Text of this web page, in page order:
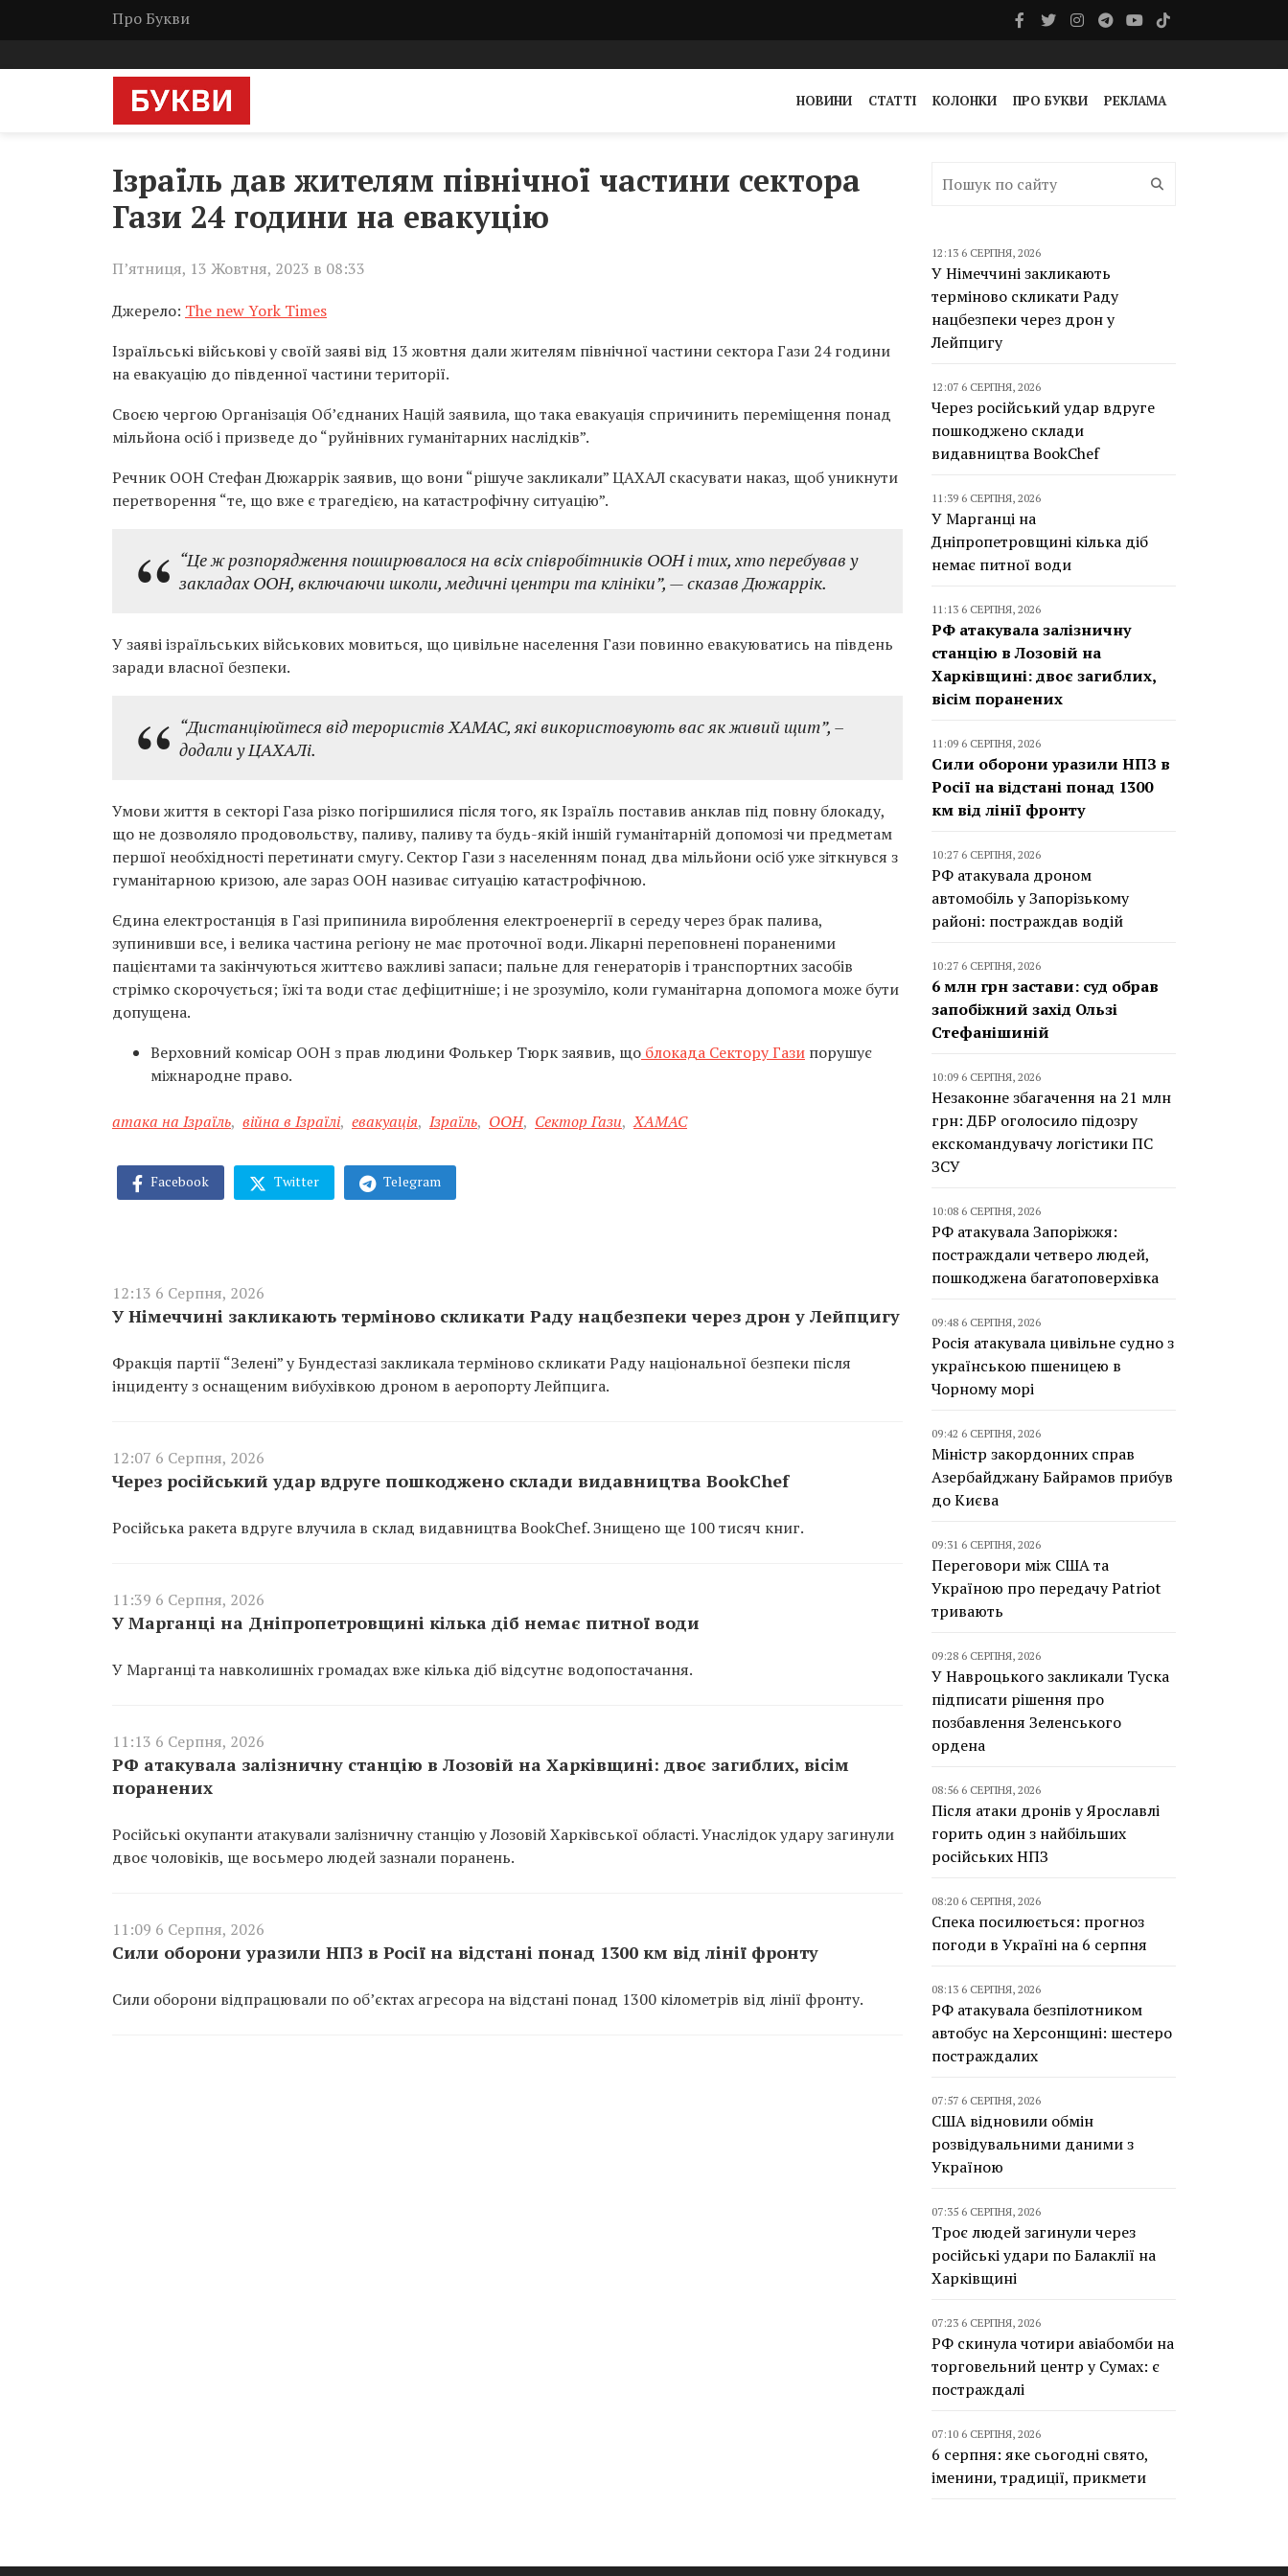
Про Букви
НОВИНИ СТАТТІ КОЛОНКИ ПРО БУКВИ РЕКЛАМА
Ізраїль дав жителям північної частини сектора
Гази 24 години на евакуцію
П’ятниця, 13 Жовтня, 2023 в 08:33
Джерело: The new York Times
Ізраїльські військові у своїй заяві від 13 жовтня дали жителям північної частини сектора Гази 24 години
на евакуацію до південної частини території.
Своєю чергою Організація Об’єднаних Націй заявила, що така евакуація спричинить переміщення понад
мільйона осіб і призведе до “руйнівних гуманітарних наслідків”.
Речник ООН Стефан Дюжаррік заявив, що вони “рішуче закликали” ЦАХАЛ скасувати наказ, щоб уникнути
перетворення “те, що вже є трагедією, на катастрофічну ситуацію”.
“Це ж розпорядження поширювалося на всіх співробітників ООН і тих, хто перебував у
закладах ООН, включаючи школи, медичні центри та клініки”, — сказав Дюжаррік.
У заяві ізраїльських військових мовиться, що цивільне населення Гази повинно евакуюватись на південь
заради власної безпеки.
“Дистанціюйтеся від терористів ХАМАС, які використовують вас як живий щит”, –
додали у ЦАХАЛі.
Умови життя в секторі Газа різко погіршилися після того, як Ізраїль поставив анклав під повну блокаду,
що не дозволяло продовольству, паливу, паливу та будь-якій іншій гуманітарній допомозі чи предметам
першої необхідності перетинати смугу. Сектор Гази з населенням понад два мільйони осіб уже зіткнувся з
гуманітарною кризою, але зараз ООН називає ситуацію катастрофічною.
Єдина електростанція в Газі припинила вироблення електроенергії в середу через брак палива,
зупинивши все, і велика частина регіону не має проточної води. Лікарні переповнені пораненими
пацієнтами та закінчуються життєво важливі запаси; пальне для генераторів і транспортних засобів
стрімко скорочується; їжі та води стає дефіцитніше; і не зрозуміло, коли гуманітарна допомога може бути
допущена.
Верховний комісар ООН з прав людини Фолькер Тюрк заявив, що блокада Сектору Гази порушує
міжнародне право.
атака на Ізраїль, війна в Ізраїлі, евакуація, Ізраїль, ООН, Сектор Гази, ХАМАС
Facebook Twitter Telegram
12:13 6 Серпня, 2026
У Німеччині закликають терміново скликати Раду нацбезпеки через дрон у Лейпцигу
Фракція партії “Зелені” у Бундестазі закликала терміново скликати Раду національної безпеки після
інциденту з оснащеним вибухівкою дроном в аеропорту Лейпцига.
12:07 6 Серпня, 2026
Через російський удар вдруге пошкоджено склади видавництва BookChef
Російська ракета вдруге влучила в склад видавництва BookChef. Знищено ще 100 тисяч книг.
11:39 6 Серпня, 2026
У Марганці на Дніпропетровщині кілька діб немає питної води
У Марганці та навколишніх громадах вже кілька діб відсутнє водопостачання.
11:13 6 Серпня, 2026
РФ атакувала залізничну станцію в Лозовій на Харківщині: двоє загиблих, вісім
поранених
Російські окупанти атакували залізничну станцію у Лозовій Харківської області. Унаслідок удару загинули
двоє чоловіків, ще восьмеро людей зазнали поранень.
11:09 6 Серпня, 2026
Сили оборони уразили НПЗ в Росії на відстані понад 1300 км від лінії фронту
Сили оборони відпрацювали по об’єктах агресора на відстані понад 1300 кілометрів від лінії фронту.
12:13 6 СЕРПНЯ, 2026
У Німеччині закликають
терміново скликати Раду
нацбезпеки через дрон у
Лейпцигу
12:07 6 СЕРПНЯ, 2026
Через російський удар вдруге
пошкоджено склади
видавництва BookChef
11:39 6 СЕРПНЯ, 2026
У Марганці на
Дніпропетровщині кілька діб
немає питної води
11:13 6 СЕРПНЯ, 2026
РФ атакувала залізничну
станцію в Лозовій на
Харківщині: двоє загиблих,
вісім поранених
11:09 6 СЕРПНЯ, 2026
Сили оборони уразили НПЗ в
Росії на відстані понад 1300
км від лінії фронту
10:27 6 СЕРПНЯ, 2026
РФ атакувала дроном
автомобіль у Запорізькому
районі: постраждав водій
10:27 6 СЕРПНЯ, 2026
6 млн грн застави: суд обрав
запобіжний захід Ользі
Стефанішиній
10:09 6 СЕРПНЯ, 2026
Незаконне збагачення на 21 млн
грн: ДБР оголосило підозру
екскомандувачу логістики ПС
ЗСУ
10:08 6 СЕРПНЯ, 2026
РФ атакувала Запоріжжя:
постраждали четверо людей,
пошкоджена багатоповерхівка
09:48 6 СЕРПНЯ, 2026
Росія атакувала цивільне судно з
українською пшеницею в
Чорному морі
09:42 6 СЕРПНЯ, 2026
Міністр закордонних справ
Азербайджану Байрамов прибув
до Києва
09:31 6 СЕРПНЯ, 2026
Переговори між США та
Україною про передачу Patriot
тривають
09:28 6 СЕРПНЯ, 2026
У Навроцького закликали Туска
підписати рішення про
позбавлення Зеленського
ордена
08:56 6 СЕРПНЯ, 2026
Після атаки дронів у Ярославлі
горить один з найбільших
російських НПЗ
08:20 6 СЕРПНЯ, 2026
Спека посилюється: прогноз
погоди в Україні на 6 серпня
08:13 6 СЕРПНЯ, 2026
РФ атакувала безпілотником
автобус на Херсонщині: шестеро
постраждалих
07:57 6 СЕРПНЯ, 2026
США відновили обмін
розвідувальними даними з
Україною
07:35 6 СЕРПНЯ, 2026
Троє людей загинули через
російські удари по Балаклії на
Харківщині
07:23 6 СЕРПНЯ, 2026
РФ скинула чотири авіабомби на
торговельний центр у Сумах: є
постраждалі
07:10 6 СЕРПНЯ, 2026
6 серпня: яке сьогодні свято,
іменини, традиції, прикмети